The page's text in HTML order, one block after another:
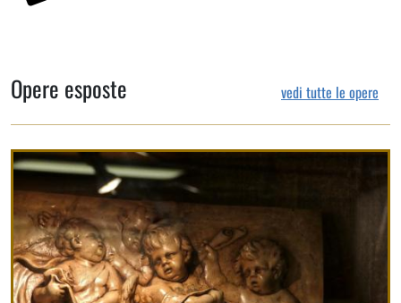
Opere esposte vedi tutte le opere